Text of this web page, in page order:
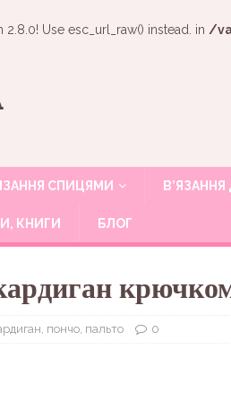
2.8.0! Use esc_url_raw() instead. in /
СПИЦЯМИ
КНИГИ БЛОГ
пончо, пальто 0